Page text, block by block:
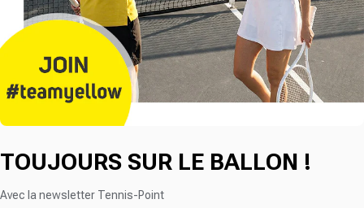
TOUJOURS SUR LE BALLON !
Avec la newsletter Tennis-Point